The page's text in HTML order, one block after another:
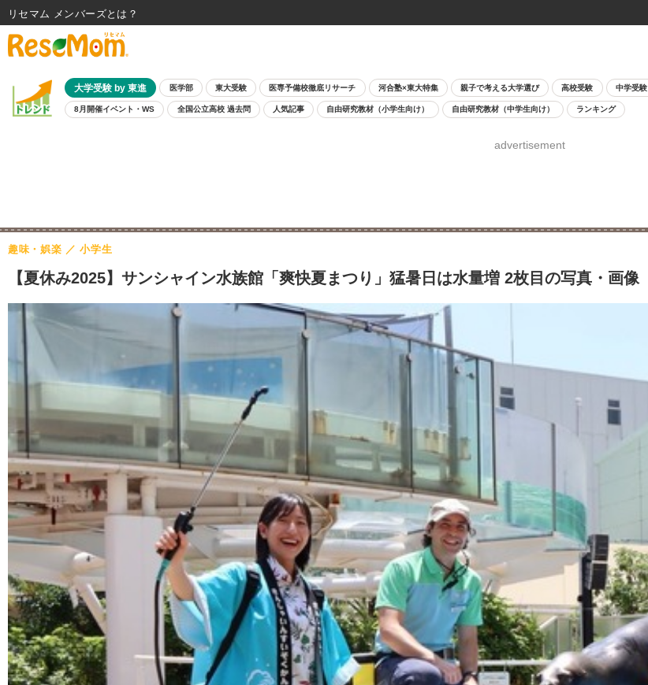
大学受験 by 東進 医学部 東大受験 医専予備校徹底リサーチ 河合塾×東大特集 親子で考える大学選び 高校受験 中学受験
8月開催イベント・WS 全国公立高校 過去問 人気記事 自由研究教材（小学生向け） 自由研究教材（中学生向け） ランキング
advertisement
【夏休み2025】サンシャイン水族館「爽快夏まつり」猛暑日は水量増 2枚目の写真・画像
趣味・娯楽 小学生
リセマム メンバーズ